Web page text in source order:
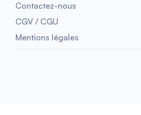
Contactez-nous
CGV / CGU
Mentions légales